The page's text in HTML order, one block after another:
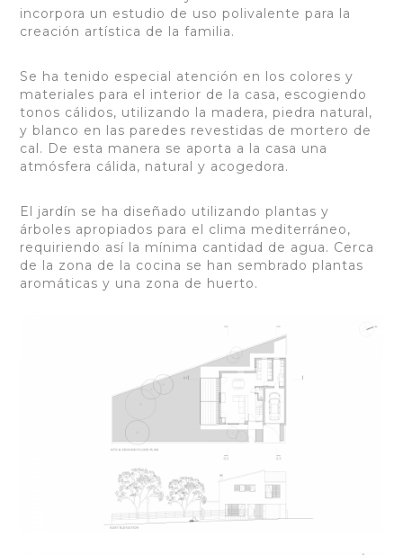
incorpora un estudio de uso polivalente para la
creación artística de la familia.
Se ha tenido especial atención en los colores y
materiales para el interior de la casa, escogiendo
tonos cálidos, utilizando la madera, piedra natural,
y blanco en las paredes revestidas de mortero de
cal. De esta manera se aporta a la casa una
atmósfera cálida, natural y acogedora.
El jardín se ha diseñado utilizando plantas y
árboles apropiados para el clima mediterráneo,
requiriendo así la mínima cantidad de agua. Cerca
de la zona de la cocina se han sembrado plantas
aromáticas y una zona de huerto.